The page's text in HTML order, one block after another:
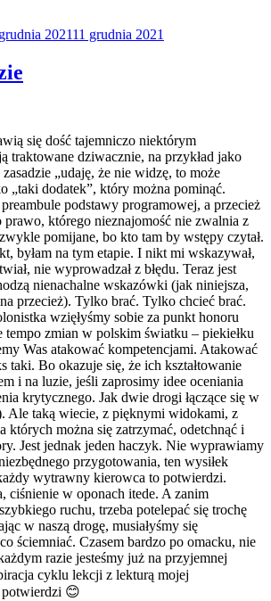
202111 grudnia 2021
się dość tajemniczo niektórym
traktowane dziwacznie, na przykład jako
„udaję, że nie widzę, to może
„taki dodatek”, który można pominąć.
podstawy programowej, a przecież
którego nieznajomość nie zwalnia z
pomijane, bo kto tam by wstępy czytał.
byłam na tym etapie. I nikt mi wskazywał,
nie wyprowadzał z błędu. Teraz jest
nienachalne wskazówki (jak niniejsza,
przecież). Tylko brać. Tylko chcieć brać.
wzięłyśmy sobie za punkt honoru
tempo zmian w polskim światku – piekiełku
Was atakować kompetencjami. Atakować
taki. Bo okazuje się, że ich kształtowanie
i na luzie, jeśli zaprosimy idee oceniania
krytycznego. Jak dwie drogi łączące się w
Ale taką wiecie, z pięknymi widokami, z
których można się zatrzymać, odetchnąć i
Jest jednak jeden haczyk. Nie wyprawiamy
przygotowania, ten wysiłek
wytrawny kierowca to potwierdzi.
ciśnienie w oponach itede. A zanim
ruchu, trzeba potelepać się trochę
w naszą drogę, musiałyśmy się
ściemniać. Czasem bardzo po omacku, nie
razie jesteśmy już na przyjemnej
cyklu lekcji z lekturą mojej
😊